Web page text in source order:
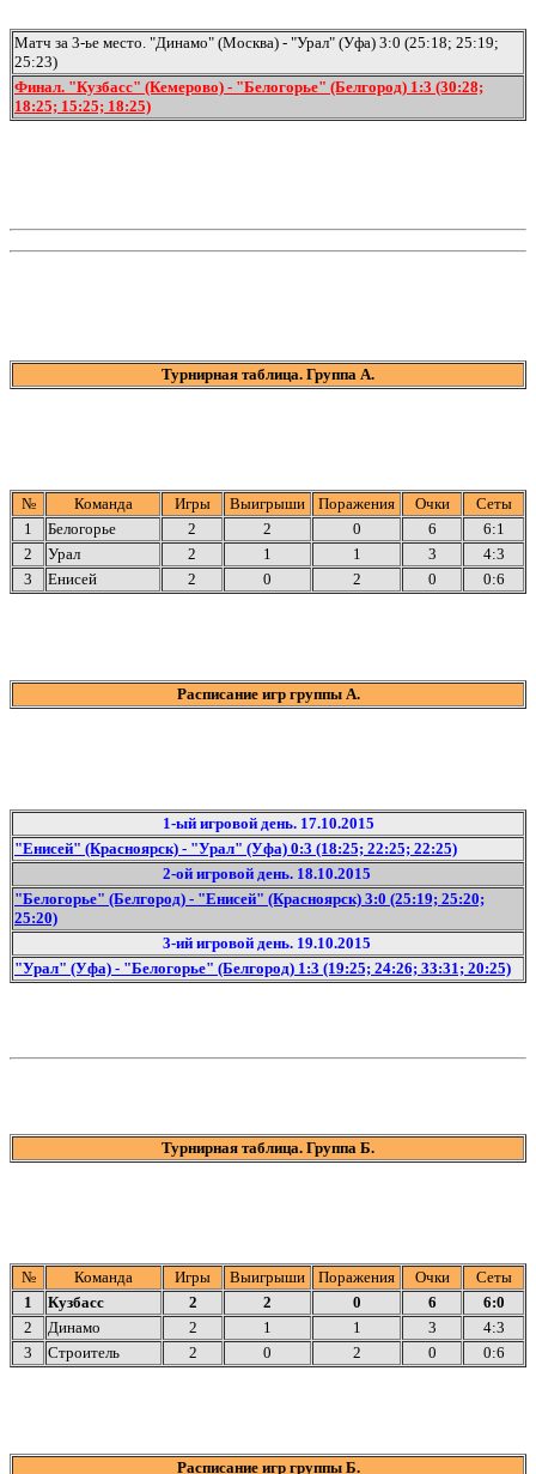
Матч за 3-ье место. "Динамо" (Москва) - "Урал" (Уфа) 3:0 (25:18; 25:19;
25:23)
Финал. "Кузбасс" (Кемерово) - "Белогорье" (Белгород) 1:3 (30:28;
18:25; 15:25; 18:25)
Турнирная таблица. Группа А.
№ Команда Игры Выигрыши Поражения Очки
Сеты
1
Белогорье 2 2 0 6
6:1
2
Урал 2 1 1 3
4:3
3
Енисей 2 0 2 0 0:6
Расписание игр группы А.
1-ый игровой день. 17.10.2015
"Енисей" (Красноярск) - "Урал" (Уфа) 0:3 (18:25; 22:25; 22:25)
2-ой игровой день. 18.10.2015
"Белогорье" (Белгород) - "Енисей" (Красноярск) 3:0 (25:19; 25:20;
25:20)
3-ий игровой день. 19.10.2015
"Урал" (Уфа) - "Белогорье" (Белгород) 1:3 (19:25; 24:26; 33:31; 20:25)
Турнирная таблица. Группа Б.
№ Команда Игры Выигрыши Поражения Очки
Сеты
1
Кузбасс 2 2 0 6
6:0
2
Динамо 2 1 1 3
4:3
3
Строитель 2 0 2 0 0:6
Расписание игр группы Б.